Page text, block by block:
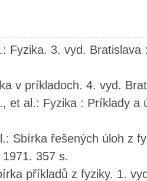
Fyzika. 3. vyd.
v príkladoch. 4. vyd.
et al.: Fyzika : Príklady a
Sbírka řešených úloh z
357 s.
příkladů z fyziky. 1.